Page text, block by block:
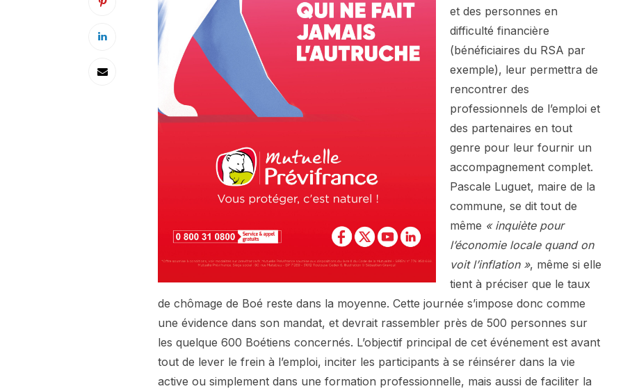
et des personnes en
difficulté financière
(bénéficiaires du RSA par
exemple), leur permettra de
rencontrer des
professionnels de l’emploi et
des partenaires en tout
genre pour leur fournir un
accompagnement complet.
Pascale Luguet, maire de la
commune, se dit tout de
même « inquiète pour
l’économie locale quand on
voit l’inflation », même si elle
tient à préciser que le taux
de chômage de Boé reste dans la moyenne. Cette journée s’impose donc comme
une évidence dans son mandat, et devrait rassembler près de 500 personnes sur
les quelque 600 Boétiens concernés. L’objectif principal de cet événement est avant
tout de lever le frein à l’emploi, inciter les participants à se réinsérer dans la vie
active ou simplement dans une formation professionnelle, mais aussi de faciliter la